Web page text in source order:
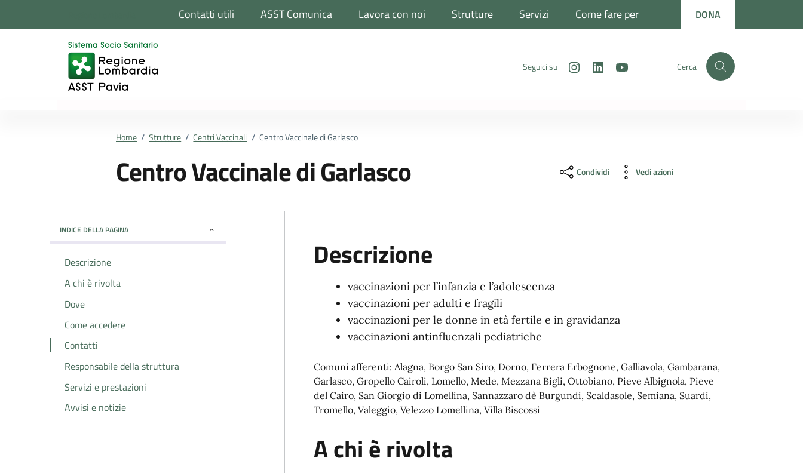
Contatti utili ASST Comunica Lavora con noi Strutture Servizi Come fare per DONA
Seguici su Instagram
LinkedIn Cerca
Home / Strutture / Centri Vaccinali / Centro Vaccinale di Garlasco
Centro Vaccinale di Garlasco Condividi Vedi azioni
INDICE DELLA PAGINA
Descrizione
A chi è rivolta
Dove
Come accedere
Contatti
Responsabile della struttura
Servizi e prestazioni
Avvisi e notizie
Descrizione
vaccinazioni per l’infanzia e l’adolescenza
vaccinazioni per adulti e fragili
vaccinazioni per le donne in età fertile e in gravidanza
vaccinazioni antinfluenzali pediatriche
Comuni afferenti: Alagna, Borgo San Siro, Dorno, Ferrera Erbognone, Galliavola, Gambarana,
Garlasco, Gropello Cairoli, Lomello, Mede, Mezzana Bigli, Ottobiano, Pieve Albignola, Pieve
del Cairo, San Giorgio di Lomellina, Sannazzaro dè Burgundi, Scaldasole, Semiana, Suardi,
Tromello, Valeggio, Velezzo Lomellina, Villa Biscossi
A chi è rivolta